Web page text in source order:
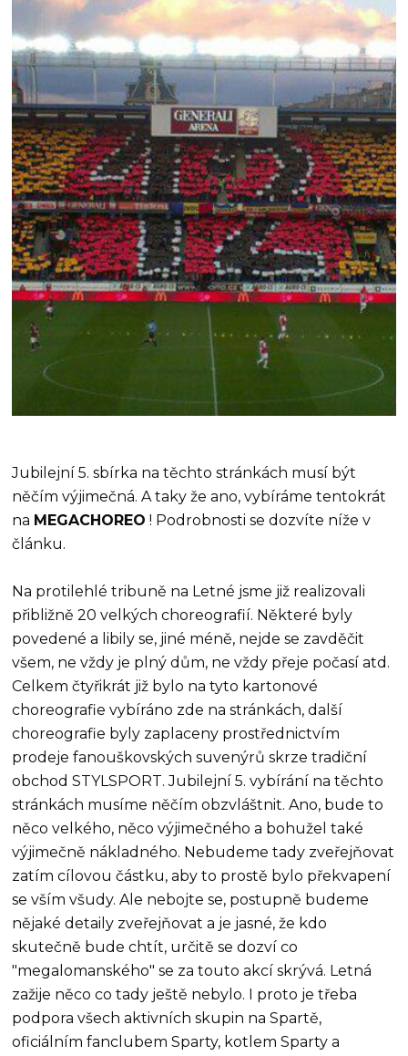
Jubilejní 5. sbírka na těchto stránkách musí být
něčím výjimečná. A taky že ano, vybíráme tentokrát
na MEGACHOREO ! Podrobnosti se dozvíte níže v
článku.
Na protilehlé tribuně na Letné jsme již realizovali
přibližně 20 velkých choreografií. Některé byly
povedené a libily se, jiné méně, nejde se zavděčit
všem, ne vždy je plný dům, ne vždy přeje počasí atd.
Celkem čtyřikrát již bylo na tyto kartonové
choreografie vybíráno zde na stránkách, další
choreografie byly zaplaceny prostřednictvím
prodeje fanouškovských suvenýrů skrze tradiční
obchod STYLSPORT. Jubilejní 5. vybírání na těchto
stránkách musíme něčím obzvláštnit. Ano, bude to
něco velkého, něco výjimečného a bohužel také
výjimečně nákladného. Nebudeme tady zveřejňovat
zatím cílovou částku, aby to prostě bylo překvapení
se vším všudy. Ale nebojte se, postupně budeme
nějaké detaily zveřejňovat a je jasné, že kdo
skutečně bude chtít, určitě se dozví co
"megalomanského" se za touto akcí skrývá. Letná
zažije něco co tady ještě nebylo. I proto je třeba
podpora všech aktivních skupin na Spartě,
oficiálním fanclubem Sparty, kotlem Sparty a